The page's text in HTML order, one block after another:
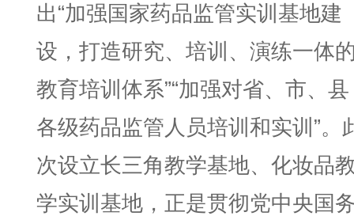
出“加强国家药品监管实训基地建
设，打造研究、培训、演练一体
教育培训体系”“加强对省、市、县
各级药品监管人员培训和实训”。
次设立长三角教学基地、化妆品
学实训基地，正是贯彻党中央国